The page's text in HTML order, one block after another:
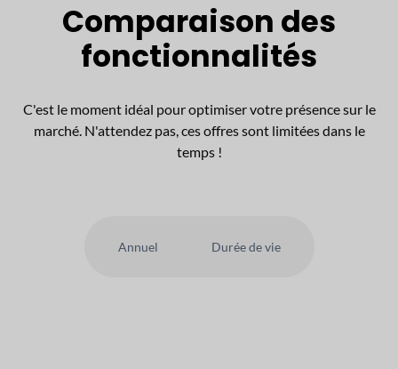
Comparaison des
fonctionnalités
C'est le moment idéal pour optimiser votre présence sur le
marché. N'attendez pas, ces offres sont limitées dans le
temps !
Annuel Durée de vie